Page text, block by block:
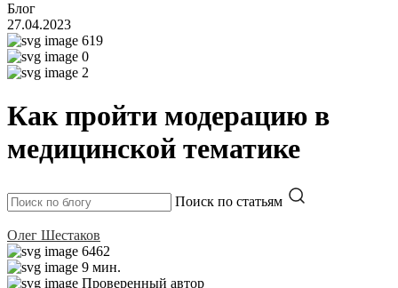
Блог
27.04.2023
619
0
2
Как пройти модерацию в
медицинской тематике
Поиск по статьям
Олег Шестаков
6462
9 мин.
Проверенный автор